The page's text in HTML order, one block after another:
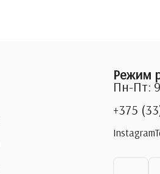
Режим
Пн-Пт:
+375
Instagram